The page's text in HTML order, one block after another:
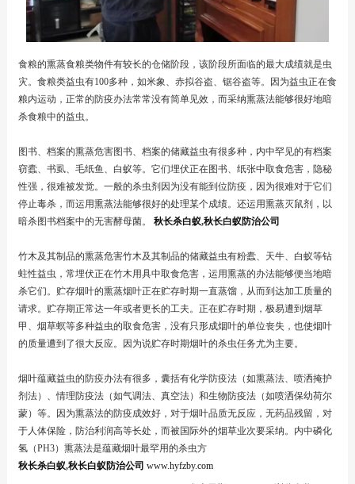
食粮的熏蒸食粮类物件有较长的仓储阶段，该阶段所面临的最大成绩就是虫
灾。食粮类益虫有100多种，如米象、赤拟谷盗、锯谷盗等。因为益虫正在食
粮内运动，正常的防疫办法常常没有简单见效，而采纳熏蒸法能够很好地暗
杀食粮中的益虫。
图书、档案的熏蒸危害图书、档案的储藏益虫有很多种，内中罕见的有档案
窃蠹、书虱、毛纸鱼、白蚁等。它们埋伏正在图书、纸张中取食危害，隐秘
性强，很难被发觉。一般的杀虫剂因为没有能到位防疫，因为很难对于它们
停止毒杀，而运用熏蒸法能够很好的处理某个成绩。还运用熏蒸灭鼠剂，以
暗杀图书档案中的无害酵母菌。
秋长杀白蚁,秋长白蚁防治公司
竹木及其制品的熏蒸危害竹木及其制品的储藏益虫有粉蠹、天牛、白蚁等钻
蛀性益虫，常埋伏正在竹木用具中取食危害，运用熏蒸的办法能够便当地暗
杀它们。贮存烟叶的熏蒸烟叶正在贮存时期一直蒸馏，从而到达加工质量的
请求。贮存期正常达一年或者更长的工夫。正在贮存时期，极易遭到烟草
甲、烟草螟等多种益虫的取食危害，没有只形成烟叶的单位丧失，也使烟叶
的质量遭到了很大反应。因为说贮存时期烟叶的杀虫任务尤为主要。
烟叶蕴藏益虫的防疫办法有很多，囊括有化学防疫法（如熏蒸法、喷洒掩护
剂法）、情理防疫法（如气调法、真空法）和生物防疫法（如喷洒保幼荷尔
蒙）等。因为熏蒸法的防疫成效好，对于烟叶品质无反应，无药品残留，对
于人体保险，防治利润高等长处，而被国际外的烟草业次要采纳。内中磷化
氢（PH3）熏蒸法是蕴藏烟叶最罕用的杀虫方
秋长杀白蚁,秋长白蚁防治公司 www.hyfzby.com